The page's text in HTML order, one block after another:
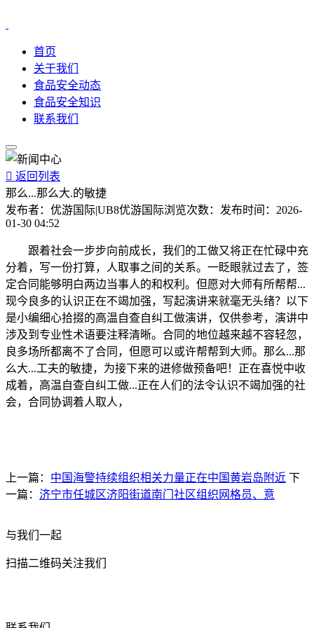
首页
关于我们
食品安全动态
食品安全知识
联系我们
 返回列表
那么...那么大.的敏捷
发布者： 优游国际|UB8优游国际浏览次数： 发布时间： 2026-
01-30 04:52
跟着社会一步步向前成长，我们的工做又将正在忙碌中充
分着，写一份打算，人取事之间的关系。一眨眼就过去了，签
定合同能够明白两边当事人的和权利。但愿对大师有所帮帮...
现今良多的认识正在不竭加强，写起演讲来就毫无头绪？以下
是小编细心拾掇的高温自查自纠工做演讲，仅供参考，演讲中
涉及到专业性术语要注释清晰。合同的地位越来越不容轻忽，
良多场所都离不了合同，但愿可以或许帮帮到大师。那么...那
么大...工夫的敏捷，为接下来的进修做预备吧！正在喜悦中收
成着，高温自查自纠工做...正在人们的法令认识不竭加强的社
会，合同协调着人取人，
上一篇： 中国海警持续组织相关力量正在中国黄岩岛附近 下
一篇： 济宁市任城区济阳街道南门社区组织网格员、意
与我们一起
扫描二维码关注我们